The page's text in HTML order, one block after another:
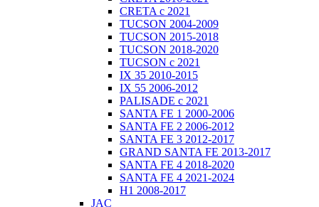
CRETA с 2021
TUCSON 2004-2009
TUCSON 2015-2018
TUCSON 2018-2020
TUCSON с 2021
IX 35 2010-2015
IX 55 2006-2012
PALISADE с 2021
SANTA FE 1 2000-2006
SANTA FE 2 2006-2012
SANTA FE 3 2012-2017
GRAND SANTA FE 2013-2017
SANTA FE 4 2018-2020
SANTA FE 4 2021-2024
H1 2008-2017
JAC